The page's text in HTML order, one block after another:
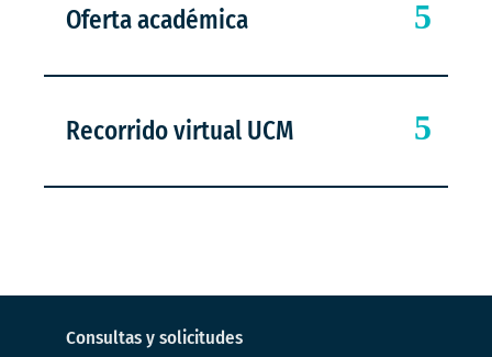
Oferta académica
Recorrido virtual UCM
Consultas y solicitudes